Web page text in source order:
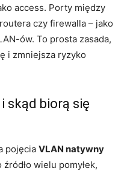
access. Porty między
czy firewalla – jako
ów. To prosta zasada,
i zmniejsza ryzyko
skąd biorą się
pojęcia VLAN natywny
wielu pomyłek,